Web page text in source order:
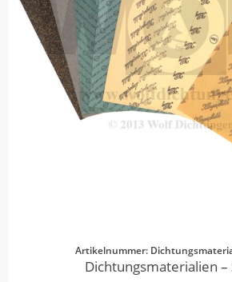
Artikelnummer:
Dichtungsmaterialien –